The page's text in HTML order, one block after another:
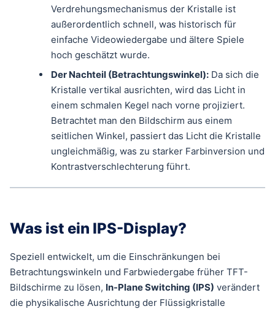
Verdrehungsmechanismus der Kristalle ist
außerordentlich schnell, was historisch für
einfache Videowiedergabe und ältere Spiele
hoch geschätzt wurde.
Der Nachteil (Betrachtungswinkel): Da sich die
Kristalle vertikal ausrichten, wird das Licht in
einem schmalen Kegel nach vorne projiziert.
Betrachtet man den Bildschirm aus einem
seitlichen Winkel, passiert das Licht die Kristalle
ungleichmäßig, was zu starker Farbinversion und
Kontrastverschlechterung führt.
Was ist ein IPS-Display?
Speziell entwickelt, um die Einschränkungen bei
Betrachtungswinkeln und Farbwiedergabe früher TFT-
Bildschirme zu lösen, In-Plane Switching (IPS) verändert
die physikalische Ausrichtung der Flüssigkristalle